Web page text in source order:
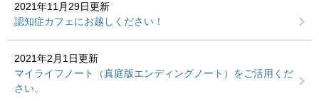
2021年11月29日更新
認知症カフェにお越しください！
2021年2月1日更新
マイライフノート（真庭版エンディングノート）をご活用くだ
さい。